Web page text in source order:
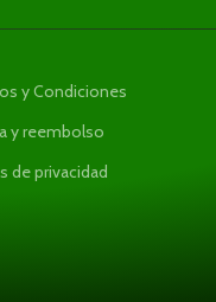
y Condiciones
y reembolso
de privacidad